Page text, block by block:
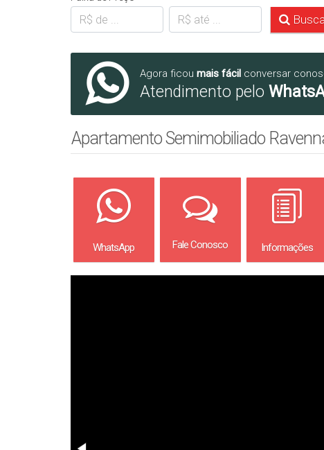
Agora ficou mais fácil conversar
Atendimento pelo
Apartamento Semimobiliado
WhatsApp Fale Conosco Informações